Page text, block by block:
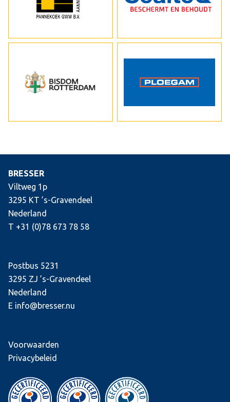
BRESSER
Viltweg 1p
3295 KT ’s-Gravendeel
Nederland
T +31 (0)78 673 78 58
Postbus 5231
3295 ZJ ’s-Gravendeel
Nederland
E info@bresser.nu
Voorwaarden
Privacybeleid